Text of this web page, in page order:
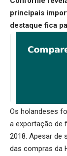
principais
destaque fica
Os holandeses
a exportação de
2018. Apesar de
das compras da